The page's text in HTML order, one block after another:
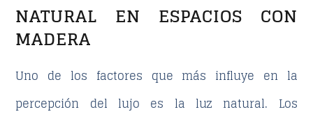
NATURAL EN ESPACIOS CON
MADERA
Uno de los factores que más influye en la
percepción del lujo es la luz natural. Los